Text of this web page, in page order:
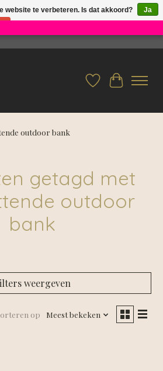
×
Verlanglijst
outdoor bank
getagd met
outdoor
bank
weergeven
op Meest bekeken
website te verbeteren. Is dat akkoord?
Ja